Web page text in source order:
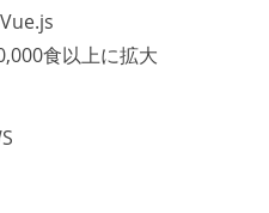
食以上に拡大